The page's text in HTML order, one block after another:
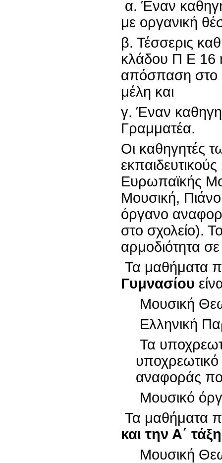
α. Έναν
με οργανική
β. Τέσσερις
κλάδου Π Ε 16
απόσπαση στο
μέλη και
γ. Έναν
Γραμματέα.
Οι καθηγητές
Ευρωπαϊκής
Μουσική,
όργα­νο
στο σχολείο).
αρμοδιότητα
Τα μαθήματα
Γυμνασίου
Μουσική
Ελληνική
Τα
αναφοράς
Μουσικό
Τα μαθήματα
και την Α΄
Μουσική